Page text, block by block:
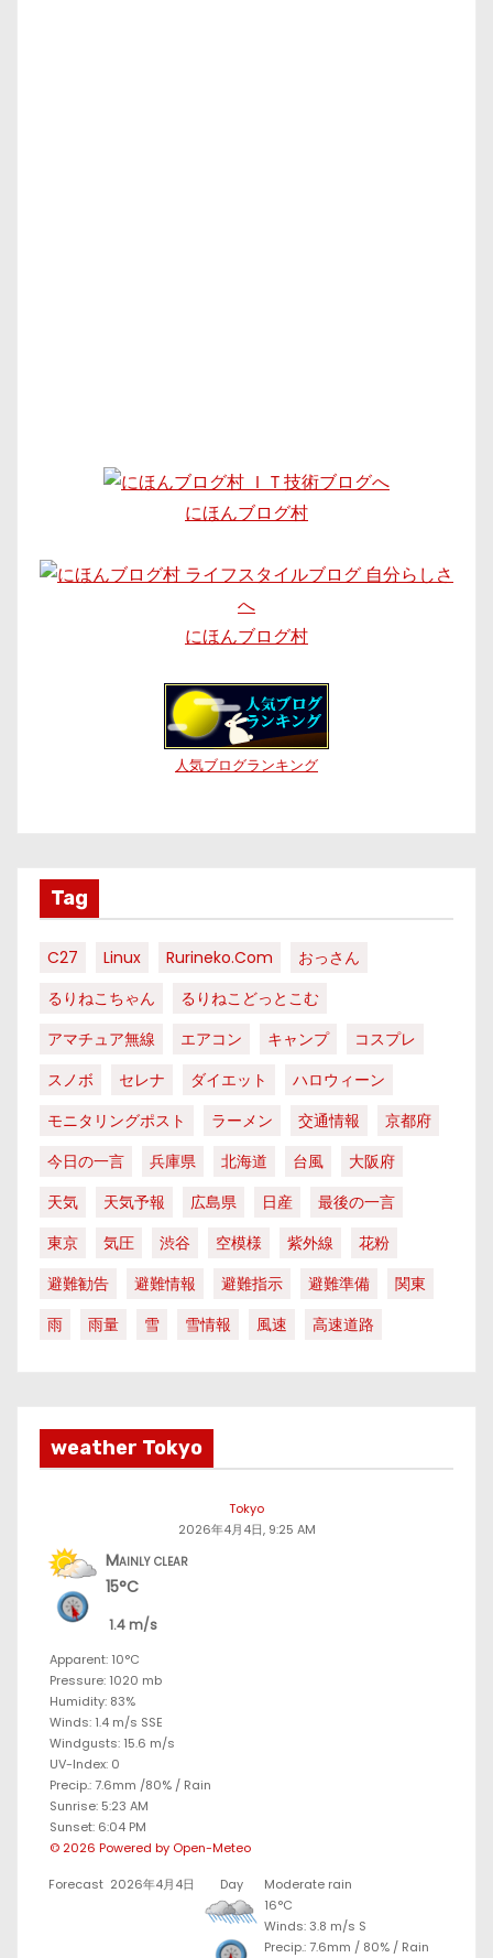
にほんブログ村
にほんブログ村
人気ブログランキング
Tag
C27 Linux Rurineko.com
おっさん
るりねこちゃん
るりねこどっとこむ
アマチュア無線
エアコン キャンプ
コスプレ
スノボ
セレナ ダイエット
ハロウィーン
モニタリングポスト
ラーメン 交通情報
京都府
今日の一言
兵庫県 北海道 台風
大阪府
天気
天気予報 広島県 日産
最後の一言
東京
気圧 渋谷 空模様 紫外線
花粉
避難勧告
避難情報 避難指示 避難準備
関東
雨
雨量 雪 雪情報 風速 高速道路
weather Tokyo
Tokyo
2026年4月4日, 9:25 AM
Mainly clear
15°C
1.4 m/s
Apparent: 10°C
Pressure: 1020 mb
Humidity: 83%
Winds: 1.4 m/s SSE
Windgusts: 15.6 m/s
UV-Index: 0
Precip.:7.6mm /80% / Rain
Sunrise: 5:23 AM
Sunset: 6:04 PM
© 2026 Powered by Open-Meteo
Forecast 2026年4月4日 Day
Moderate rain
16°C
Winds: 3.8 m/s S
Precip.:7.6mm / 80% / Rain